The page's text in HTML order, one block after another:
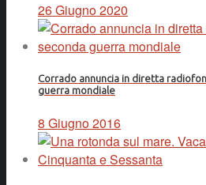
26 Giugno 2020
Corrado annuncia in diretta
guerra mondiale
8 Giugno 2016